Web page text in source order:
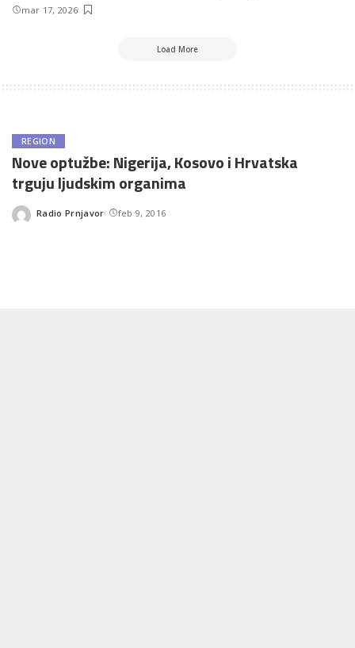
mar 17, 2026
Load More
REGION
Nove optužbe: Nigerija, Kosovo i Hrvatska
trguju ljudskim organima
Posted
Radio Prnjavor feb 9, 2016